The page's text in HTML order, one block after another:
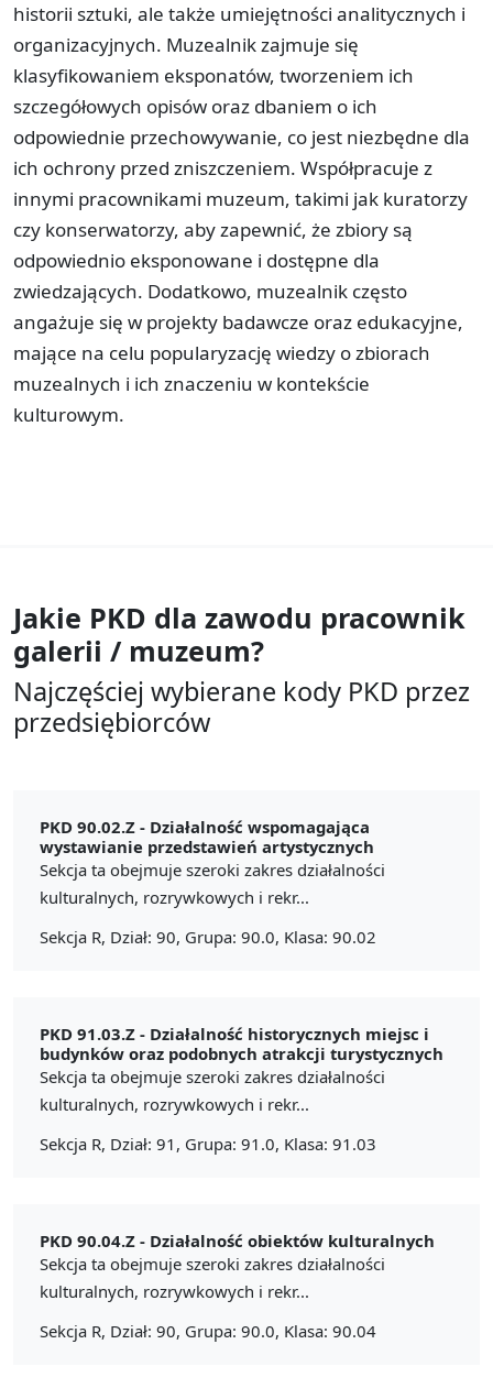
historii sztuki, ale także umiejętności analitycznych i
organizacyjnych. Muzealnik zajmuje się
klasyfikowaniem eksponatów, tworzeniem ich
szczegółowych opisów oraz dbaniem o ich
odpowiednie przechowywanie, co jest niezbędne dla
ich ochrony przed zniszczeniem. Współpracuje z
innymi pracownikami muzeum, takimi jak kuratorzy
czy konserwatorzy, aby zapewnić, że zbiory są
odpowiednio eksponowane i dostępne dla
zwiedzających. Dodatkowo, muzealnik często
angażuje się w projekty badawcze oraz edukacyjne,
mające na celu popularyzację wiedzy o zbiorach
muzealnych i ich znaczeniu w kontekście
kulturowym.
Jakie PKD dla zawodu pracownik
galerii / muzeum?
Najczęściej wybierane kody PKD przez
przedsiębiorców
PKD 90.02.Z - Działalność wspomagająca
wystawianie przedstawień artystycznych
Sekcja ta obejmuje szeroki zakres działalności
kulturalnych, rozrywkowych i rekr...
Sekcja R, Dział: 90, Grupa: 90.0, Klasa: 90.02
PKD 91.03.Z - Działalność historycznych miejsc i
budynków oraz podobnych atrakcji turystycznych
Sekcja ta obejmuje szeroki zakres działalności
kulturalnych, rozrywkowych i rekr...
Sekcja R, Dział: 91, Grupa: 91.0, Klasa: 91.03
PKD 90.04.Z - Działalność obiektów kulturalnych
Sekcja ta obejmuje szeroki zakres działalności
kulturalnych, rozrywkowych i rekr...
Sekcja R, Dział: 90, Grupa: 90.0, Klasa: 90.04